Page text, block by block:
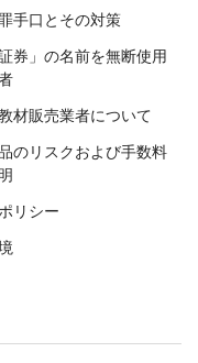
手口とその対策
証券」の名前を無断使用
材販売業者について
のリスクおよび手数料
リシー